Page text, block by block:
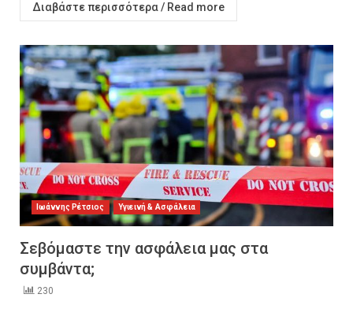
Διαβάστε περισσότερα / Read more
Ιωάννης Ρέτσιος Υγιεινή & Ασφάλεια
Σεβόμαστε την ασφάλεια μας στα
συμβάντα;
230